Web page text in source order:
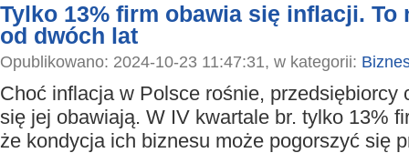
Tylko 13% firm obawia się inflacji. To
od dwóch lat
Opublikowano: 2024-10-23 11:47:31, w kategorii:
Choć inflacja w Polsce rośnie, przedsiębiorcy
się jej obawiają. W IV kwartale br. tylko 13%
że kondycja ich biznesu może pogorszyć się